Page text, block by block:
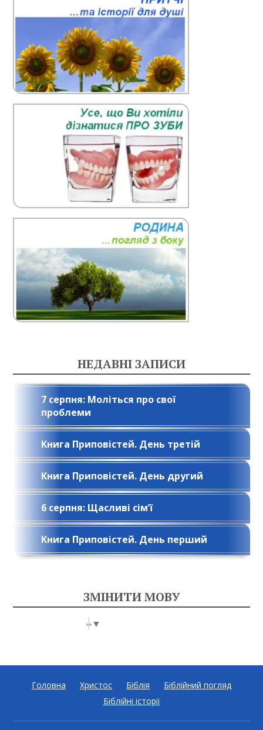
НЕДАВНІ ЗАПИСИ
7 серпня: Моліться про свої
проблеми
Книга Приповістей. День третій
Книга Приповістей. День другий
6 серпня: Щасливі сім’ї
Книга Приповістей. День перший
ЗМІНИТИ МОВУ
Select Language ▼
Головна Христос Біблія
Біблійний погляд
Біблійні історії